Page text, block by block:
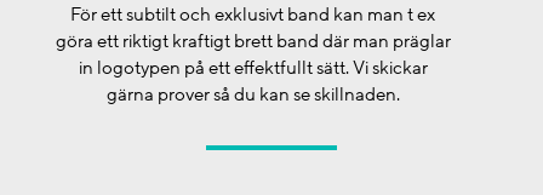
För ett subtilt och exklusivt band kan man t ex
göra ett riktigt kraftigt brett band där man präglar
in logotypen på ett effektfullt sätt. Vi skickar
gärna prover så du kan se skillnaden.